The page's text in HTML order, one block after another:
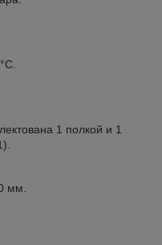
1 полкой и 1
мм.